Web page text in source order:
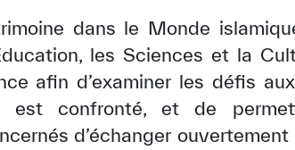
dans le Monde
les Sciences et la
afin d’examiner les défis
est confronté, et de
d’échanger